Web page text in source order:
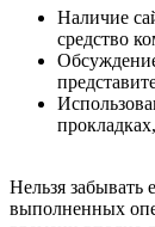
Наличие
средство
Нельзя
выполненных